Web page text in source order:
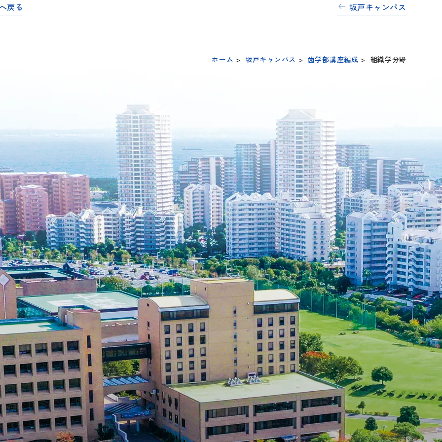
坂戸キャンパス
戻る
ホーム > 坂戸キャンパス > 歯学部講座編成 > 組織学分野